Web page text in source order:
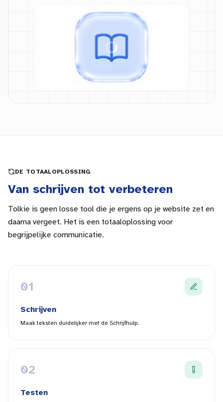
DE TOTAALOPLOSSING
Van schrijven tot verbeteren
Tolkie is geen losse tool die je ergens op je website zet en
daarna vergeet. Het is een totaaloplossing voor
begrijpelijke communicatie.
01
Schrijven
Maak teksten duidelijker met de Schrijfhulp.
02
Testen